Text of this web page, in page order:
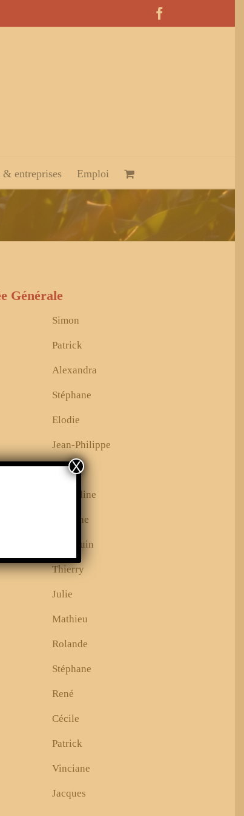
& entreprises Emploi
Générale
Simon
Patrick
Alexandra
Stéphane
Elodie
Jean-Philippe
Eric
Amandine
Caroline
Baudouin
Thierry
Julie
Mathieu
Rolande
Stéphane
René
Cécile
Patrick
Vinciane
Jacques
X